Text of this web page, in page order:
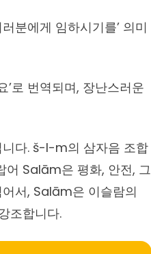
다. š-l-m의 삼자음 조합
어 Salām은 평화, 안전, 그
서, Salām은 이슬람의
조합니다.